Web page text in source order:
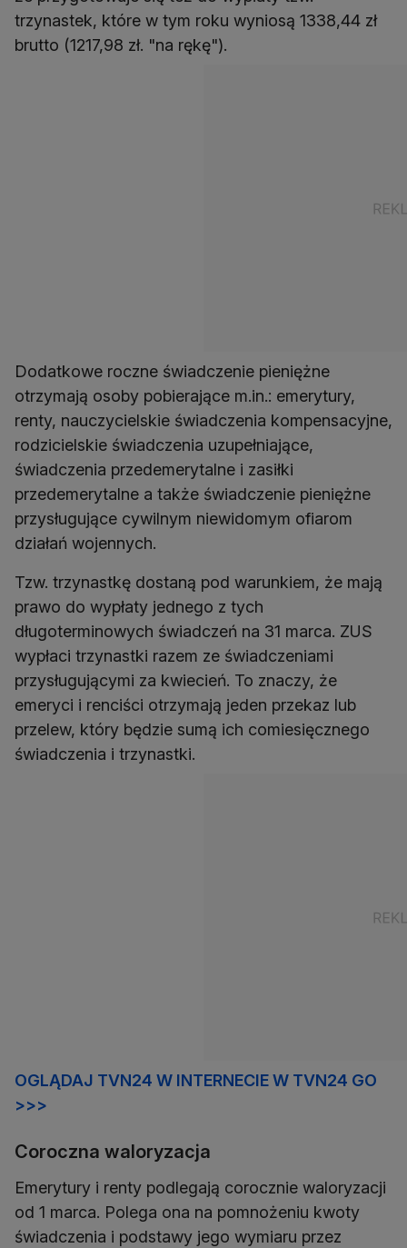
trzynastek, które w tym roku wyniosą 1338,44 zł
brutto (1217,98 zł. "na rękę").
Dodatkowe roczne świadczenie pieniężne
otrzymają osoby pobierające m.in.: emerytury,
renty, nauczycielskie świadczenia kompensacyjne,
rodzicielskie świadczenia uzupełniające,
świadczenia przedemerytalne i zasiłki
przedemerytalne a także świadczenie pieniężne
przysługujące cywilnym niewidomym ofiarom
Tzw. trzynastkę dostaną pod warunkiem, że mają
prawo do wypłaty jednego z tych
długoterminowych świadczeń na 31 marca. ZUS
wypłaci trzynastki razem ze świadczeniami
przysługującymi za kwiecień. To znaczy, że
emeryci i renciści otrzymają jeden przekaz lub
przelew, który będzie sumą ich comiesięcznego
świadczenia i trzynastki.
OGLĄDAJ TVN24 W INTERNECIE W TVN24 GO
>>>
Coroczna waloryzacja
Emerytury i renty podlegają corocznie waloryzacji
od 1 marca. Polega ona na pomnożeniu kwoty
świadczenia i podstawy jego wymiaru przez